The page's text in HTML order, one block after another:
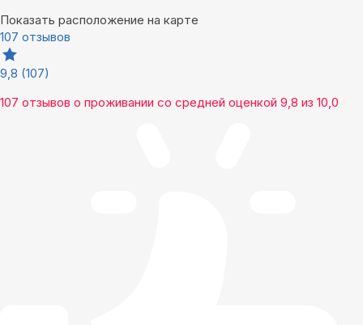
Показать расположение на карте
107 отзывов
9,8 (107)
107 отзывов о проживании со средней оценкой 9,8 из 10,0